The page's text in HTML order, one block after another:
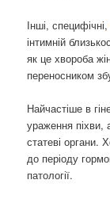
Інші,
інтимній
як це хвороба
переносником
Найчастіше в
ураження піхви,
статеві органи.
до періоду
патології.